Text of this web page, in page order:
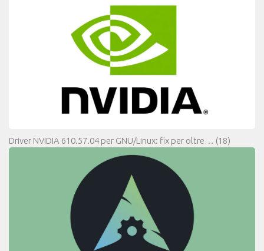
Driver NVIDIA 610.57.04 per GNU/Linux: fix per oltre… (18)